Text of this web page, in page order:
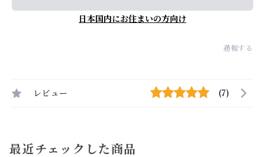
日本国内にお住まいの方向け
通報する
レビュー (7)
最近チェックした商品